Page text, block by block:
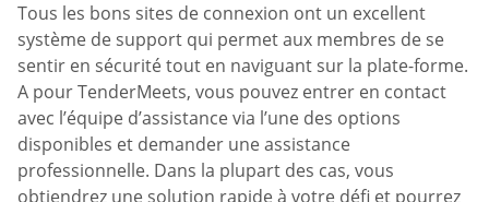
Tous les bons sites de connexion ont un excellent
système de support qui permet aux membres de se
sentir en sécurité tout en naviguant sur la plate-forme.
A pour TenderMeets, vous pouvez entrer en contact
avec l’équipe d’assistance via l’une des options
disponibles et demander une assistance
professionnelle. Dans la plupart des cas, vous
obtiendrez une solution rapide à votre défi et pourrez